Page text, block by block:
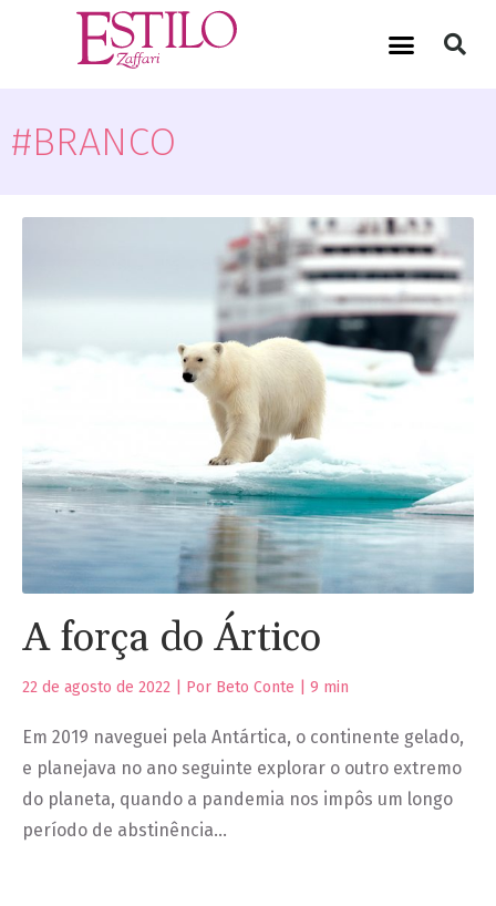
#BRANCO
A força do Ártico
22 de agosto de 2022 | Por Beto Conte | 9 min
Em 2019 naveguei pela Antártica, o continente gelado,
e planejava no ano seguinte explorar o outro extremo
do planeta, quando a pandemia nos impôs um longo
período de abstinência…